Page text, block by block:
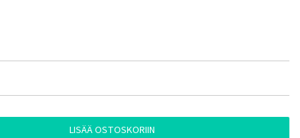
LISÄÄ OSTOSKORIIN